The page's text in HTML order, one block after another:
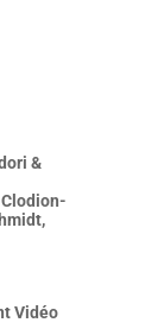
&
Vidéo